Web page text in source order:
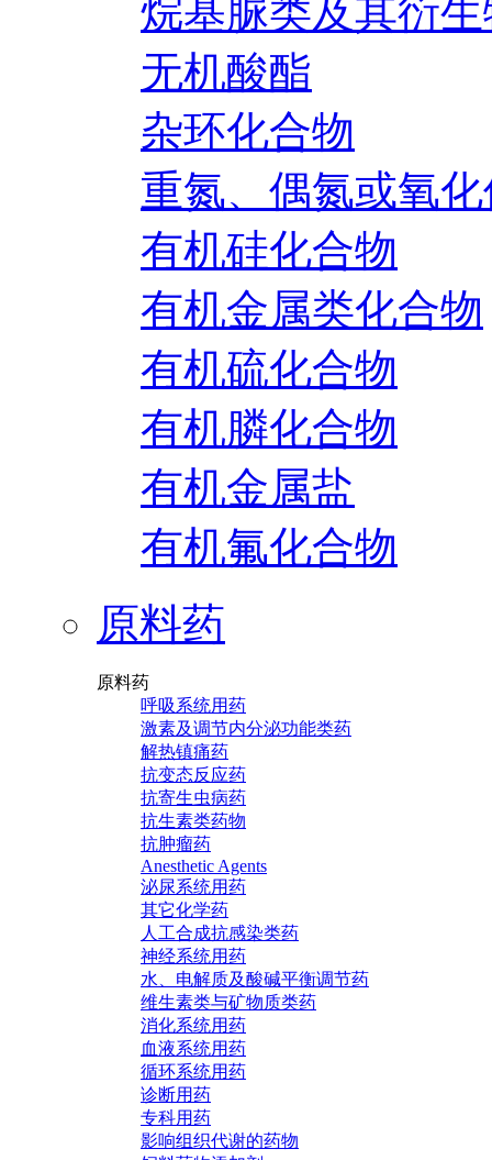
烷基脲类及其衍
无机酸酯
杂环化合物
重氮、偶氮或氧
有机硅化合物
有机金属类化合物
有机硫化合物
有机膦化合物
有机金属盐
有机氟化合物
原料药
原料药
呼吸系统用药
激素及调节内分泌功能类药
解热镇痛药
抗变态反应药
抗寄生虫病药
抗生素类药物
抗肿瘤药
Anesthetic Agents
泌尿系统用药
其它化学药
人工合成抗感染类药
神经系统用药
水、电解质及酸碱平衡调节药
维生素类与矿物质类药
消化系统用药
血液系统用药
循环系统用药
诊断用药
专科用药
影响组织代谢的药物